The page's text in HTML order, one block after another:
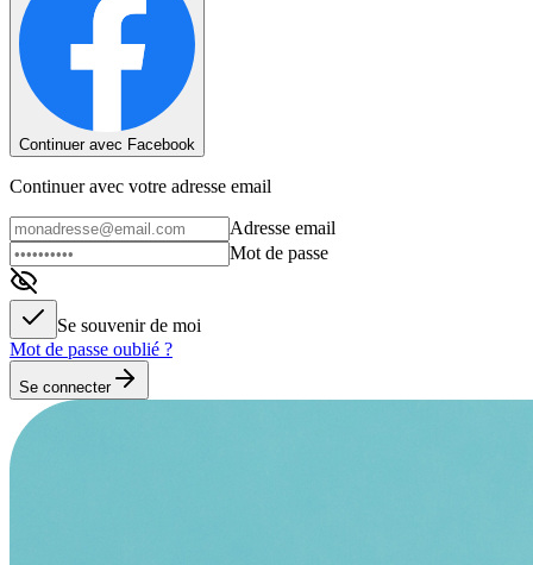
Continuer avec Facebook
Continuer avec votre adresse email
Adresse email
Mot de passe
Se souvenir de moi
Mot de passe oublié ?
Se connecter